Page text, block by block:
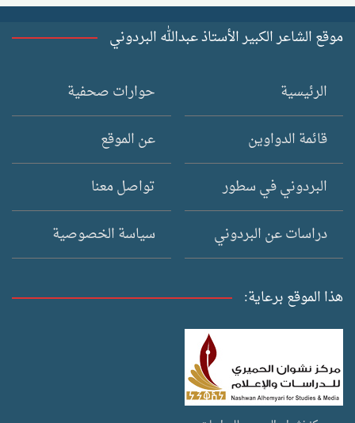
موقع الشاعر الكبير الأستاذ عبدالله البردوني
الرئيسية
قائمة الدواوين
البردوني في سطور
دراسات عن البردوني
حوارات صحفية
عن الموقع
تواصل معنا
سياسة الخصوصية
هذا الموقع برعاية: